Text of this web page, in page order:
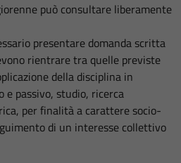
può consultare liberamente
presentare domanda scritta
rientrare tra quelle previste
della disciplina in
passivo, studio, ricerca
per finalità a carattere socio-
di un interesse collettivo